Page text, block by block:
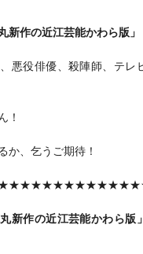
新作の近江芸能かわら版」
悪役俳優、殺陣師、テレ
！
か、乞うご期待！
新作の近江芸能かわら版」